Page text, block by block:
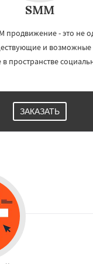
SMM
продвижение - это не
и
пространстве
ЗАКАЗАТЬ